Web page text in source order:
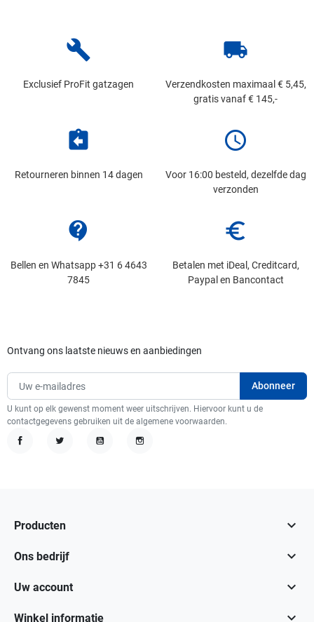
build
Exclusief ProFit gatzagen
local_shipping
Verzendkosten maximaal € 5,45,
gratis vanaf € 145,-
assignment_return
Retourneren binnen 14 dagen
schedule
Voor 16:00 besteld, dezelfde dag
verzonden
contact_support
Bellen en Whatsapp +31 6 4643
7845
euro_symbol
Betalen met iDeal, Creditcard,
Paypal en Bancontact
Ontvang ons laatste nieuws en aanbiedingen
U kunt op elk gewenst moment weer uitschrijven. Hiervoor kunt u de
contactgegevens gebruiken uit de algemene voorwaarden.
Producten 
Ons bedrijf 
Uw account 
Winkel informatie 